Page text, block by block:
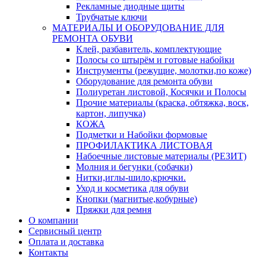
Рекламные диодные щиты
Трубчатые ключи
МАТЕРИАЛЫ И ОБОРУДОВАНИЕ ДЛЯ
РЕМОНТА ОБУВИ
Клей, разбавитель, комплектующие
Полосы со штырём и готовые набойки
Инструменты (режущие, молотки,по коже)
Оборудование для ремонта обуви
Полиуретан листовой, Косячки и Полосы
Прочие материалы (краска, обтяжка, воск,
картон, липучка)
КОЖА
Подметки и Набойки формовые
ПРОФИЛАКТИКА ЛИСТОВАЯ
Набоечные листовые материалы (РЕЗИТ)
Молния и бегунки (собачки)
Нитки,иглы-шило,крючки.
Уход и косметика для обуви
Кнопки (магнитые,кобурные)
Пряжки для ремня
О компании
Сервисный центр
Оплата и доставка
Контакты